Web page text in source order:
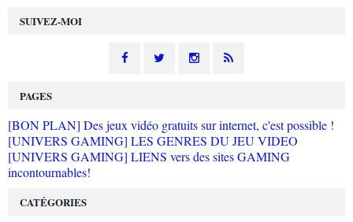
SUIVEZ-MOI
PAGES
[BON PLAN] Des jeux vidéo gratuits sur internet, c'est possible !
[UNIVERS GAMING] LES GENRES DU JEU VIDEO
[UNIVERS GAMING] LIENS vers des sites GAMING
incontournables!
CATÉGORIES